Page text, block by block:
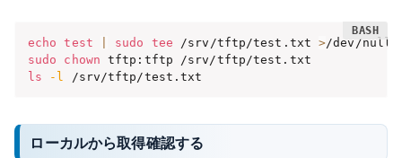
echo test sudo tee /srv/tftp/test.txt >
sudo
chown
ls
-l /srv/tftp/test.txt
ローカルから取得確認する